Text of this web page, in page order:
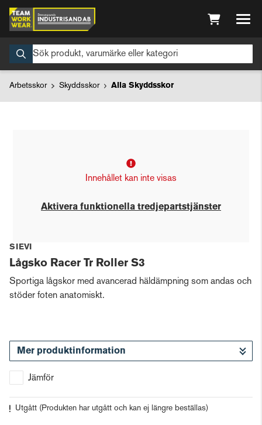
Arbetsskor Skyddsskor Alla Skyddsskor
Innehållet kan inte visas
Aktivera funktionella tredjepartstjänster
SIEVI
Lågsko Racer Tr Roller S3
Sportiga lågskor med avancerad häldämpning som andas och
stöder foten anatomiskt.
Mer produktinformation
Jämför
Utgått (Produkten har utgått och kan ej längre beställas)